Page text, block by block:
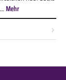
Mehr